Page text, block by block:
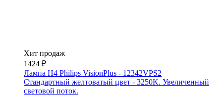
Хит продаж
1424 ₽
Лампа H4 Philips VisionPlus - 12342VPS2
Стандартный желтоватый цвет - 3250K. Увеличенный
световой поток.